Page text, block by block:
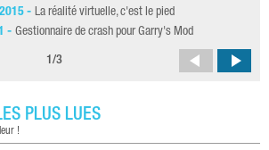
- La réalité virtuelle, c'est le pied
- Gestionnaire de crash pour Garry's Mod
1 /3
PLUS LUES
!